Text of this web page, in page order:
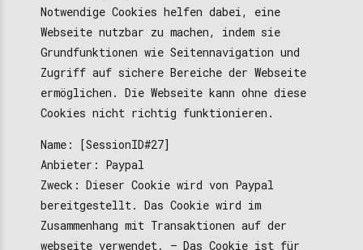
Notwendige Cookies helfen dabei, eine
Webseite nutzbar zu machen, indem sie
Grundfunktionen wie Seitennavigation und
Zugriff auf sichere Bereiche der Webseite
ermöglichen. Die Webseite kann ohne diese
Cookies nicht richtig funktionieren.
Name: [SessionID#27]
Anbieter: Paypal
Zweck: Dieser Cookie wird von Paypal
bereitgestellt. Das Cookie wird im
Zusammenhang mit Transaktionen auf der
webseite verwendet. – Das Cookie ist für